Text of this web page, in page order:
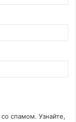
со спамом. Узнайте,